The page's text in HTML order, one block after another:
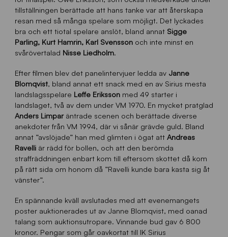
tillställningen berättade att hans tanke var att återskapa
resan med så många spelare som möjligt. Det lyckades
bra och ett tiotal spelare anslöt, bland annat Sigge
Parling, Kurt Hamrin, Karl Svenssonoch inte minst en
svårövertalad Nisse Liedholm.
Efter filmen blev det panelintervjuer ledda av Janne
Blomqvist, bland annat ett snack med en av Sirius mesta
landslagsspelare Leffe Erikssonmed 49 starter i
landslaget, två av dem under VM 1970. En mycket pratglad
Anders Limparäntrade scenen och berättade diverse
anekdoter från VM 1994, där vi sånär grävde guld. Bland
annat ”avslöjade” han med glimten i ögat att Andreas
Ravelliär rädd för bollen, och att den berömda
straffräddningen enbart kom till eftersom skottet då kom
på rätt sida om honom då ”Ravelli kunde bara kasta sig åt
vänster”.
En spännande kväll avslutades med att evenemangets
poster auktionerades ut av Janne Blomqvist, med oanad
talang som auktionsutropare. Vinnande bud gav 6 800
kronor. Pengar som går oavkortat till IK Sirius